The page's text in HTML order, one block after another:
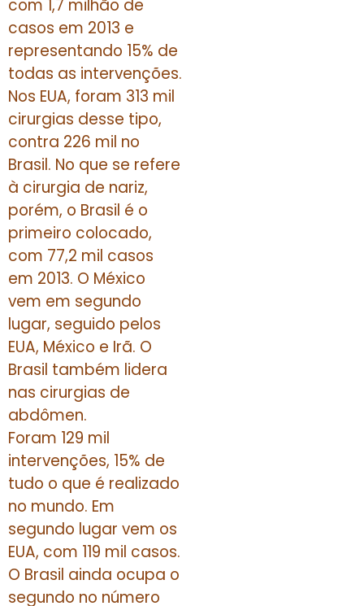
com 1,7 milhão de
casos em 2013 e
representando 15% de
todas as intervenções.
Nos EUA, foram 313 mil
cirurgias desse tipo,
contra 226 mil no
Brasil. No que se refere
à cirurgia de nariz,
porém, o Brasil é o
primeiro colocado,
com 77,2 mil casos
em 2013. O México
vem em segundo
lugar, seguido pelos
EUA, México e Irã. O
Brasil também lidera
nas cirurgias de
abdômen.
Foram 129 mil
intervenções, 15% de
tudo o que é realizado
no mundo. Em
segundo lugar vem os
EUA, com 119 mil casos.
O Brasil ainda ocupa o
segundo no número